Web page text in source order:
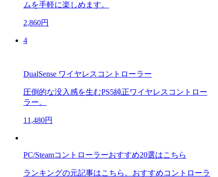
ムを手軽に楽しめます。
2,860円
4
DualSense ワイヤレスコントローラー
圧倒的な没入感を生むPS5純正ワイヤレスコントロー
ラー。
11,480円
PC/Steamコントローラーおすすめ20選はこちら
ランキングの元記事はこちら。おすすめコントローラ